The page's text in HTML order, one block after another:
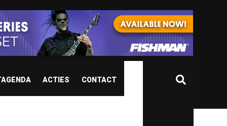
ACTIES CONTACT